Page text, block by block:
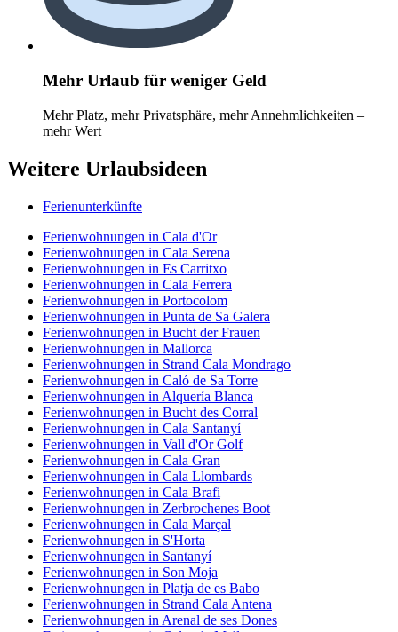
Mehr Urlaub für weniger Geld
Mehr Platz, mehr Privatsphäre, mehr Annehmlichkeiten –
mehr Wert
Weitere Urlaubsideen
Ferienunterkünfte
Ferienwohnungen in Cala d'Or
Ferienwohnungen in Cala Serena
Ferienwohnungen in Es Carritxo
Ferienwohnungen in Cala Ferrera
Ferienwohnungen in Portocolom
Ferienwohnungen in Punta de Sa Galera
Ferienwohnungen in Bucht der Frauen
Ferienwohnungen in Mallorca
Ferienwohnungen in Strand Cala Mondrago
Ferienwohnungen in Caló de Sa Torre
Ferienwohnungen in Alquería Blanca
Ferienwohnungen in Bucht des Corral
Ferienwohnungen in Cala Santanyí
Ferienwohnungen in Vall d'Or Golf
Ferienwohnungen in Cala Gran
Ferienwohnungen in Cala Llombards
Ferienwohnungen in Cala Brafi
Ferienwohnungen in Zerbrochenes Boot
Ferienwohnungen in Cala Marçal
Ferienwohnungen in S'Horta
Ferienwohnungen in Santanyí
Ferienwohnungen in Son Moja
Ferienwohnungen in Platja de es Babo
Ferienwohnungen in Strand Cala Antena
Ferienwohnungen in Arenal de ses Dones